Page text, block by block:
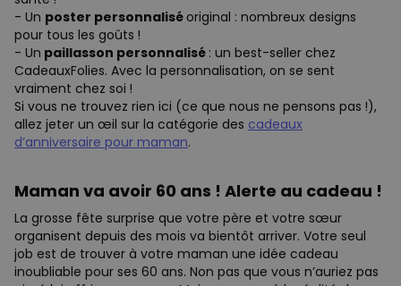
- Un poster personnaliséoriginal : nombreux designs
pour tous les goûts !
- Un paillasson personnalisé : un best-seller chez
CadeauxFolies. Avec la personnalisation, on se sent
vraiment chez soi !
Si vous ne trouvez rien ici (ce que nous ne pensons pas !),
allez jeter un œil sur la catégorie des cadeaux
d’anniversaire pour maman.
Maman va avoir 60 ans ! Alerte au cadeau !
La grosse fête surprise que votre père et votre sœur
organisent depuis des mois va bientôt arriver. Votre seul
job est de trouver à votre maman une idée cadeau
inoubliable pour ses 60 ans. Non pas que vous n’auriez pas